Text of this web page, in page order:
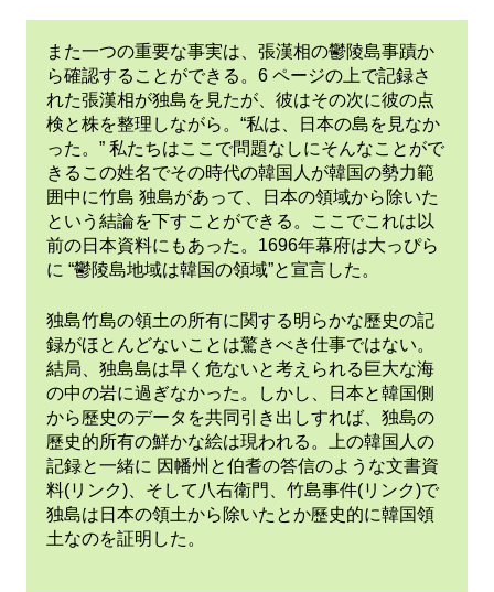
また一つの重要な事実は、張漢相の鬱陵島事蹟か
ら確認することができる。6 ページの上で記録さ
れた張漢相が独島を見たが、彼はその次に彼の点
検と株を整理しながら。“私は、日本の島を見なか
った。” 私たちはここで問題なしにそんなことがで
きるこの姓名でその時代の韓国人が韓国の勢力範
囲中に竹島 独島があって、日本の領域から除いた
という結論を下すことができる。ここでこれは以
前の日本資料にもあった。1696年幕府は大っぴら
に “鬱陵島地域は韓国の領域”と宣言した。
独島竹島の領土の所有に関する明らかな歷史の記
録がほとんどないことは驚きべき仕事ではない。
結局、独島島は早く危ないと考えられる巨大な海
の中の岩に過ぎなかった。しかし、日本と韓国側
から歷史のデータを共同引き出しすれば、独島の
歷史的所有の鮮かな絵は現われる。上の韓国人の
記録と一緒に 因幡州と伯耆の答信のような文書資
料(リンク)、そして八右衛門、竹島事件(リンク)で
独島は日本の領土から除いたとか歷史的に韓国領
土なのを証明した。